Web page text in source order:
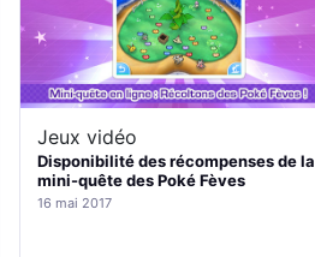
Jeux vidéo
Disponibilité des récompenses de la
mini-quête des Poké Fèves
16 mai 2017